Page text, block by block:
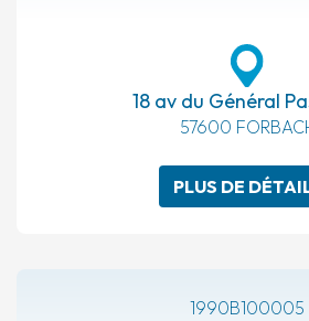
18 av du Général
57600
PLUS DE
1990B100005